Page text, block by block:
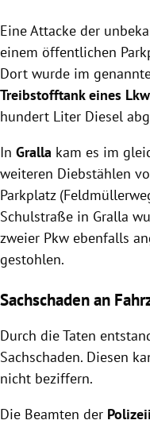
Eine Attacke der
einem öffentlichen
Dort wurde im
Treibstofftank eines Lkw
hundert Liter Diesel
In Gralla kam es im
weiteren Diebstählen
Parkplatz
Schulstraße in Gralla
zweier Pkw ebenfalls
gestohlen.
Sachschaden an
Durch die Taten
Sachschaden. Diesen
nicht beziffern.
Die Beamten der